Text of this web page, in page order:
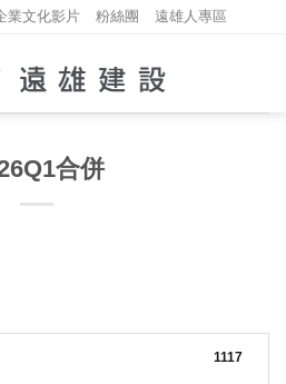
業文化影片 粉絲團 遠雄人專區
合併
1117